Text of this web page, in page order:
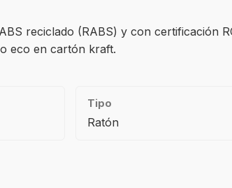
reciclado (RABS) y con certificación
eco en cartón kraft.
Tipo
Ratón